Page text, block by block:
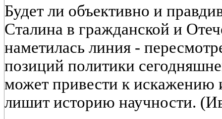
Будет ли объективно и
Сталина в гражданской и
наметилась линия -
позиций политики
может привести к искажению
лишит историю научности.